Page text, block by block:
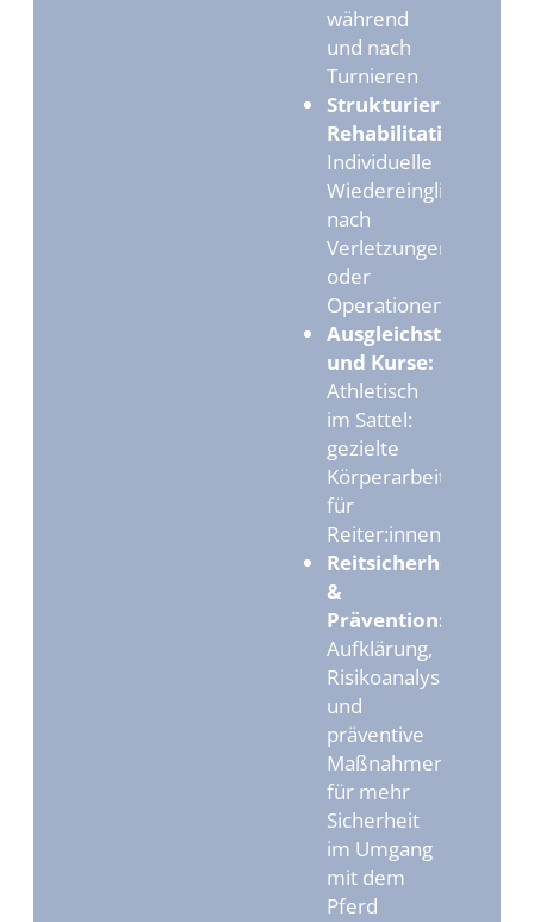
während
und nach
Turnieren
Strukturierte
Rehabilitation:
Individuelle
Wiedereingliederung
nach
Verletzungen
oder
Operationen
Ausgleichstraining
und Kurse:
Athletisch
im Sattel:
gezielte
Körperarbeit
für
Reiter:innen
Reitsicherheit
&
Prävention:
Aufklärung,
Risikoanalyse
und
präventive
Maßnahmen
für mehr
Sicherheit
im Umgang
mit dem
Pferd